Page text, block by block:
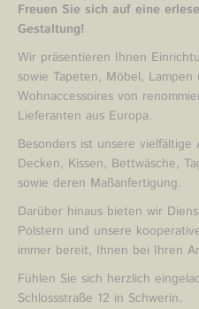
Freuen Sie sich auf eine
Gestaltung!
Wir präsentieren Ihnen
sowie Tapeten, Möbel,
Wohnaccessoires von
Lieferanten aus Europa.
Besonders ist unsere
Decken, Kissen, Bettwäsche,
sowie deren Maßanfertigung.
Darüber hinaus bieten wir
Polstern und unsere
immer bereit, Ihnen bei Ihren
Fühlen Sie sich herzlich
Schlossstraße 12 in Schwerin.